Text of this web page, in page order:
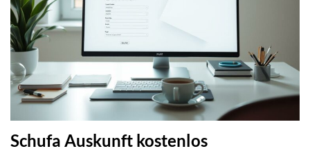
Schufa Auskunft kostenlos